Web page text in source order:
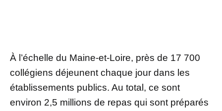
À l’échelle du Maine-et-Loire, près de 17 700
collégiens déjeunent chaque jour dans les
établissements publics. Au total, ce sont
environ 2,5 millions de repas qui sont préparés